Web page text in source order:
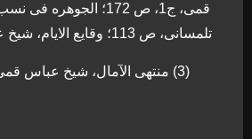
قمی، ج1، ص 172؛
تلمسانی، ص 113؛ وقایع الایام، شیخ عباس قمی، ص 41
(3) منتهی الآمال، شیخ عباس قمی، ج1، ص 174